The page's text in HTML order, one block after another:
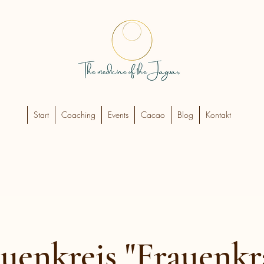
Start Coaching Events Cacao Blog Kontakt